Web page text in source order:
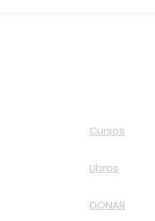
Cursos
LIbros
DONAR